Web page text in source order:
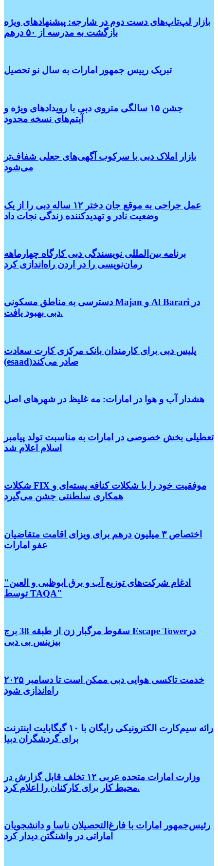
بازار لپ‌تاپ‌های دست دوم در شارجه: پیشنهادهای ویژه
بازگشت به مدرسه از ۵۰ درهم
تبریک رییس جمهور امارات به سال نو تحصیل
جشن ۱۵ سالگی متروی دبی با رویدادهای ویژه و
آیتم‌های نسخه محدود
بازار املاک دبی با سرکوب آگهی‌های جعلی شفاف‌تر
می‌شود
عمل جراحی به موقع جان دختر ۱۲ ساله دبی را از یک
وضعیت نادر و تهدیدکننده زندگی نجات داد
برنامه بین‌المللی نویسندگی دبی کارگاه چهارماهه
رمان‌نویسی را در اردن راه‌اندازی کرد
دسترسی به مناطق مسکونی Majan و Al Barari در
دبی بهبود یافت.
پلیس دبی برای کارمندان بانک مرکزی کارت سعادت
(esaad)صادر می‌کند
هشدار آب و هوا در امارات: مه غلیظ در شهرهای اصل
تعطیلی بخش خصوصی در امارات به مناسبت تولد پیامبر
اسلام اعلام شد
شکلات FIX موفقیت خود را با شکلات کنافه پسته‌ای و
همکاری سلطنتی جشن می‌گیرد
اختصاص ۳ میلیون درهم برای ویزای اقامت متقاضیان
عفو امارات
"ادغام شرکت‌های توزیع آب و برق ابوظبی و العین
توسط TAQA"
سقوط مرگبار زن از طبقه 38 برج Escape Towerدر
بیزینس بی دبی
خدمت تاکسی هوایی دبی ممکن است تا دسامبر ۲۰۲۵
راه‌اندازی شود
رائه سیم‌کارت الکترونیکی رایگان با ۱۰ گیگابایت اینترنت
برای گردشگران دبیا
وزارت امارات متحده عربی ۱۲ تخلف قابل گزارش در
محیط کار برای کارکنان را اعلام کرد.
رئیس‌جمهور امارات با فارغ‌التحصیلان ناسا و دانشجویان
اماراتی در واشنگتن دیدار کرد